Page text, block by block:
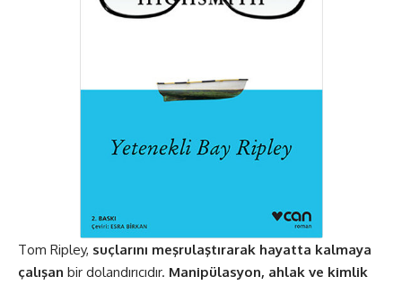
Tom Ripley, suçlarını meşrulaştırarak hayatta kalmaya
çalışan bir dolandırıcıdır. Manipülasyon, ahlak ve kimlik